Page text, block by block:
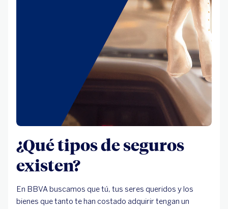
¿Qué tipos de seguros
existen?
En BBVA buscamos que tú, tus seres queridos y los
bienes que tanto te han costado adquirir tengan un